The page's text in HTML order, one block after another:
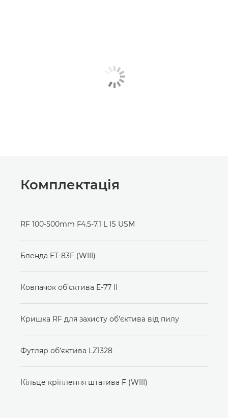
Комплектація
RF 100-500mm F4.5-7.1 L IS USM
Бленда ET-83F (WIII)
Ковпачок об’єктива E-77 II
Кришка RF для захисту об’єктива від пилу
Футляр об’єктива LZ1328
Кільце кріплення штатива F (WIII)